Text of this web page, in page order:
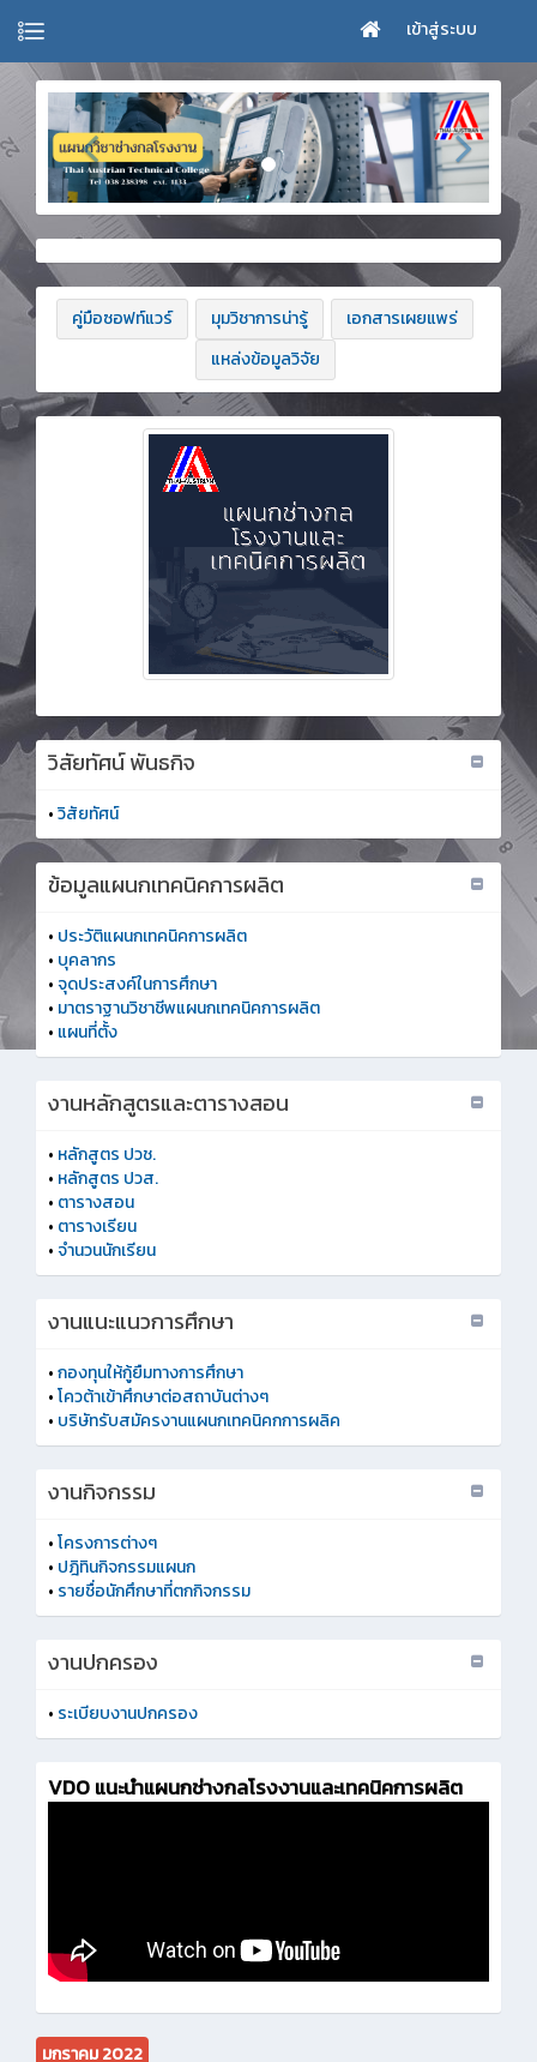
เข้าสู่ระบบ
คู่มือซอฟท์แวร์ มุมวิชาการน่ารู้
เอกสารเผยแพร่
แหล่งข้อมูลวิจัย
วิสัยทัศน์ พันธกิจ
•วิสัยทัศน์
ข้อมูลแผนกเทคนิคการผลิต
• ประวัติแผนกเทคนิคการผลิต
• บุคลากร
•จุดประสงค์ในการศึกษา
• มาตราฐานวิชาชีพแผนกเทคนิคการผลิต
• แผนที่ตั้ง
งานหลักสูตรและตารางสอน
• หลักสูตร ปวช.
• หลักสูตร ปวส.
• ตารางสอน
• ตารางเรียน
•จำนวนนักเรียน
งานแนะแนวการศึกษา
•กองทุนให้กู้ยืมทางการศึกษา
•โควต้าเข้าศึกษาต่อสถาบันต่างๆ
• บริษัทรับสมัครงานแผนกเทคนิคกการผลิค
งานกิจกรรม
•โครงการต่างๆ
• ปฎิทินกิจกรรมแผนก
• รายชื่อนักศึกษาที่ตกกิจกรรม
งานปกครอง
• ระเบียบงานปกครอง
VDO แนะนำแผนกช่างกลโรงงานและเทคนิคการผลิต
มกราคม 2022